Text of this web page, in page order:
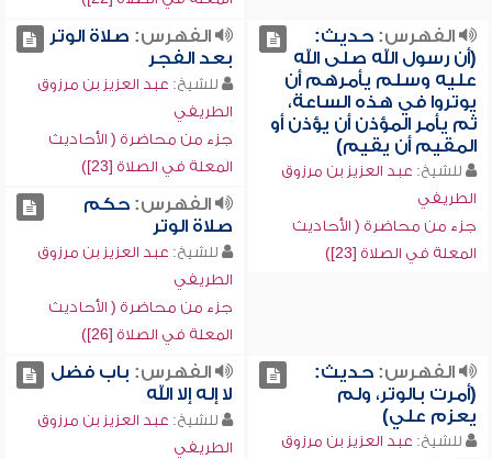
الفهرس:حديث:
(أن رسول الله صلى الله
عليه وسلم يأمرهم أن
يوتروا في هذه الساعة،
ثم يأمر المؤذن أن يؤذن أو
المقيم أن يقيم)
للشيخ: عبد العزيز بن مرزوق
الطريفي
جزء من محاضرة ( الأحاديث
المعلة في الصلاة [23])
الفهرس: صلاة الوتر
بعد الفجر
للشيخ: عبد العزيز بن مرزوق
الطريفي
جزء من محاضرة ( الأحاديث
المعلة في الصلاة [23])
الفهرس:حكم
صلاة الوتر
للشيخ: عبد العزيز بن مرزوق
الطريفي
جزء من محاضرة ( الأحاديث
المعلة في الصلاة [26])
الفهرس:حديث:
(أمرت بالوتر، ولم
يعزم علي)
للشيخ: عبد العزيز بن مرزوق
الفهرس: باب فضل
لا إله إلا الله
للشيخ: عبد العزيز بن مرزوق
الطريفي